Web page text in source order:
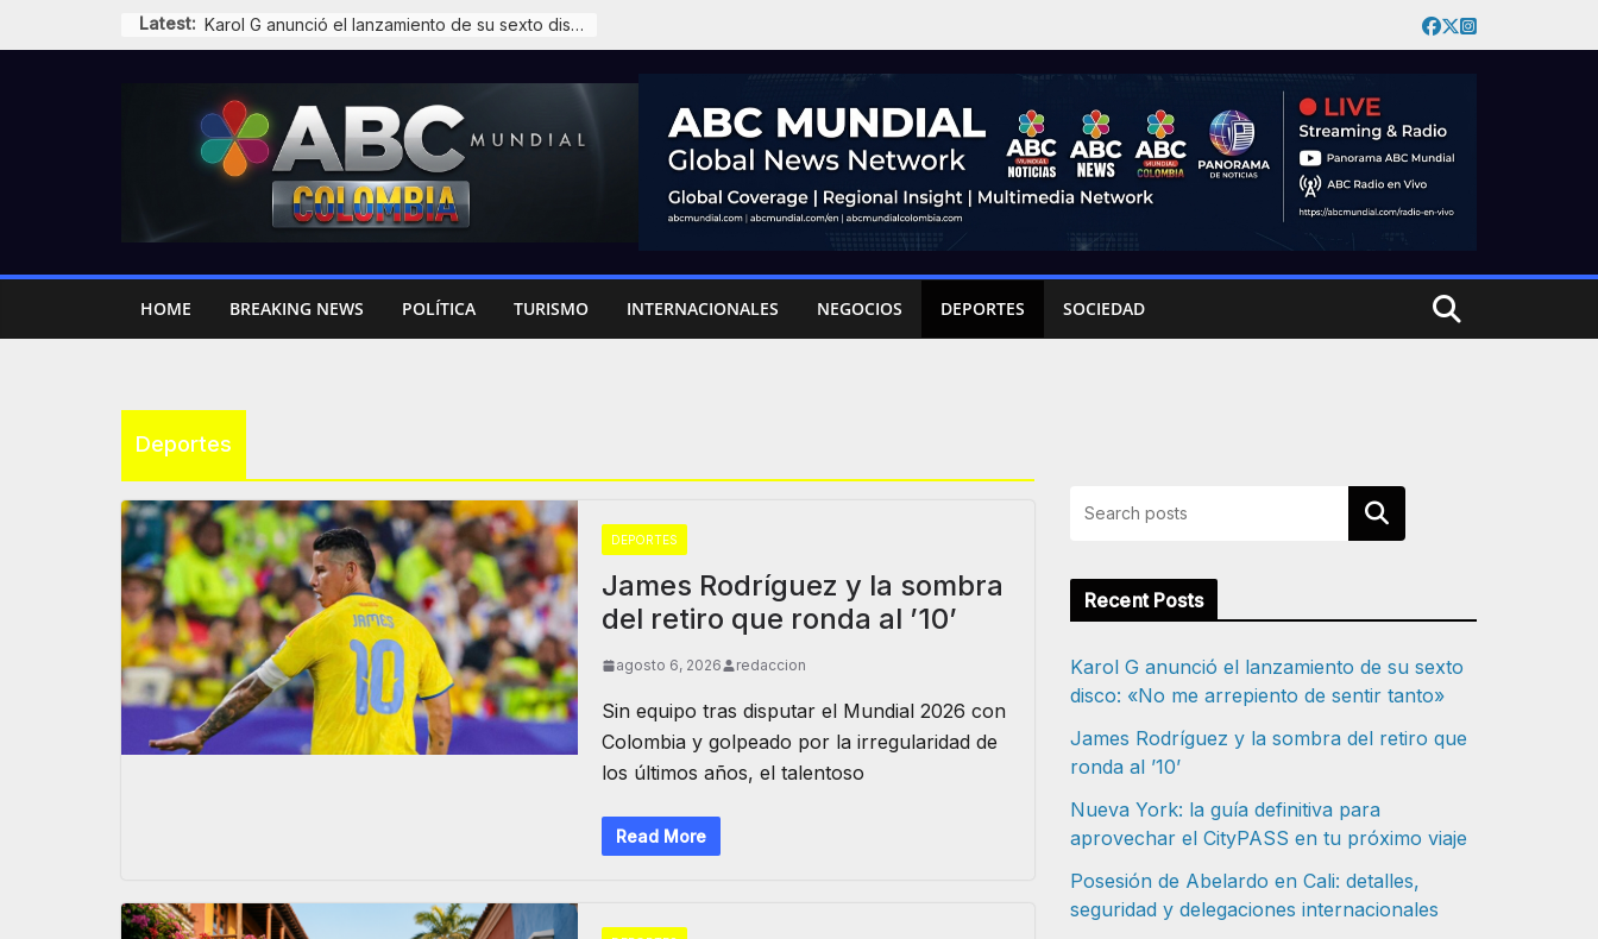
to
Latest: James Rodríguez y la sombra del retiro que ronda al ’10’
HOME BREAKING NEWS POLÍTICA TURISMO INTERNACIONALES NEGOCIOS DEPORTES SOCIEDAD
Deportes
DEPORTES
James Rodríguez y la sombra
del retiro que ronda al ’10’
agosto 6, 2026 redaccion
Sin equipo tras disputar el Mundial 2026 con
Colombia y golpeado por la irregularidad de
los últimos años, el talentoso
Read More
Buscar
Recent Posts
Karol G anunció el lanzamiento de su sexto
disco: «No me arrepiento de sentir tanto»
James Rodríguez y la sombra del retiro que
ronda al ’10’
Nueva York: la guía definitiva para
aprovechar el CityPASS en tu próximo viaje
Posesión de Abelardo en Cali: detalles,
seguridad y delegaciones internacionales